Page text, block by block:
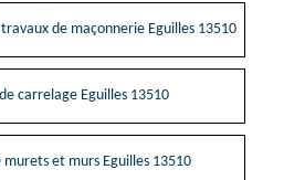
de maçonnerie Eguilles 13510
carrelage Eguilles 13510
et murs Eguilles 13510